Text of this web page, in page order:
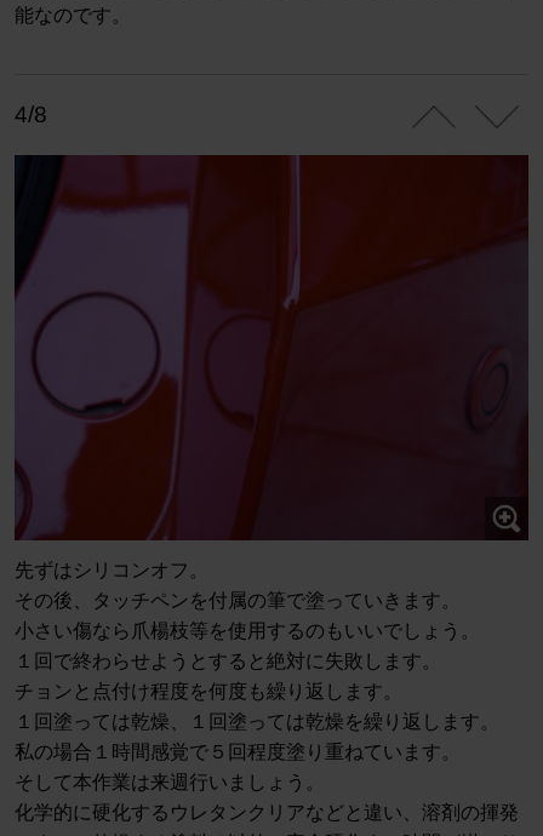
能なのです。
4/8
先ずはシリコンオフ。
その後、タッチペンを付属の筆で塗っていきます。
小さい傷なら爪楊枝等を使用するのもいいでしょう。
１回で終わらせようとすると絶対に失敗します。
チョンと点付け程度を何度も繰り返します。
１回塗っては乾燥、１回塗っては乾燥を繰り返します。
私の場合１時間感覚で５回程度塗り重ねています。
そして本作業は来週行いましょう。
化学的に硬化するウレタンクリアなどと違い、溶剤の揮発